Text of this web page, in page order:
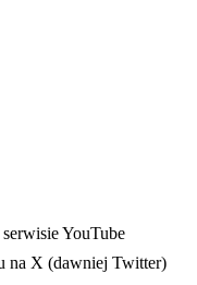
YouTube
na X (dawniej Twitter)